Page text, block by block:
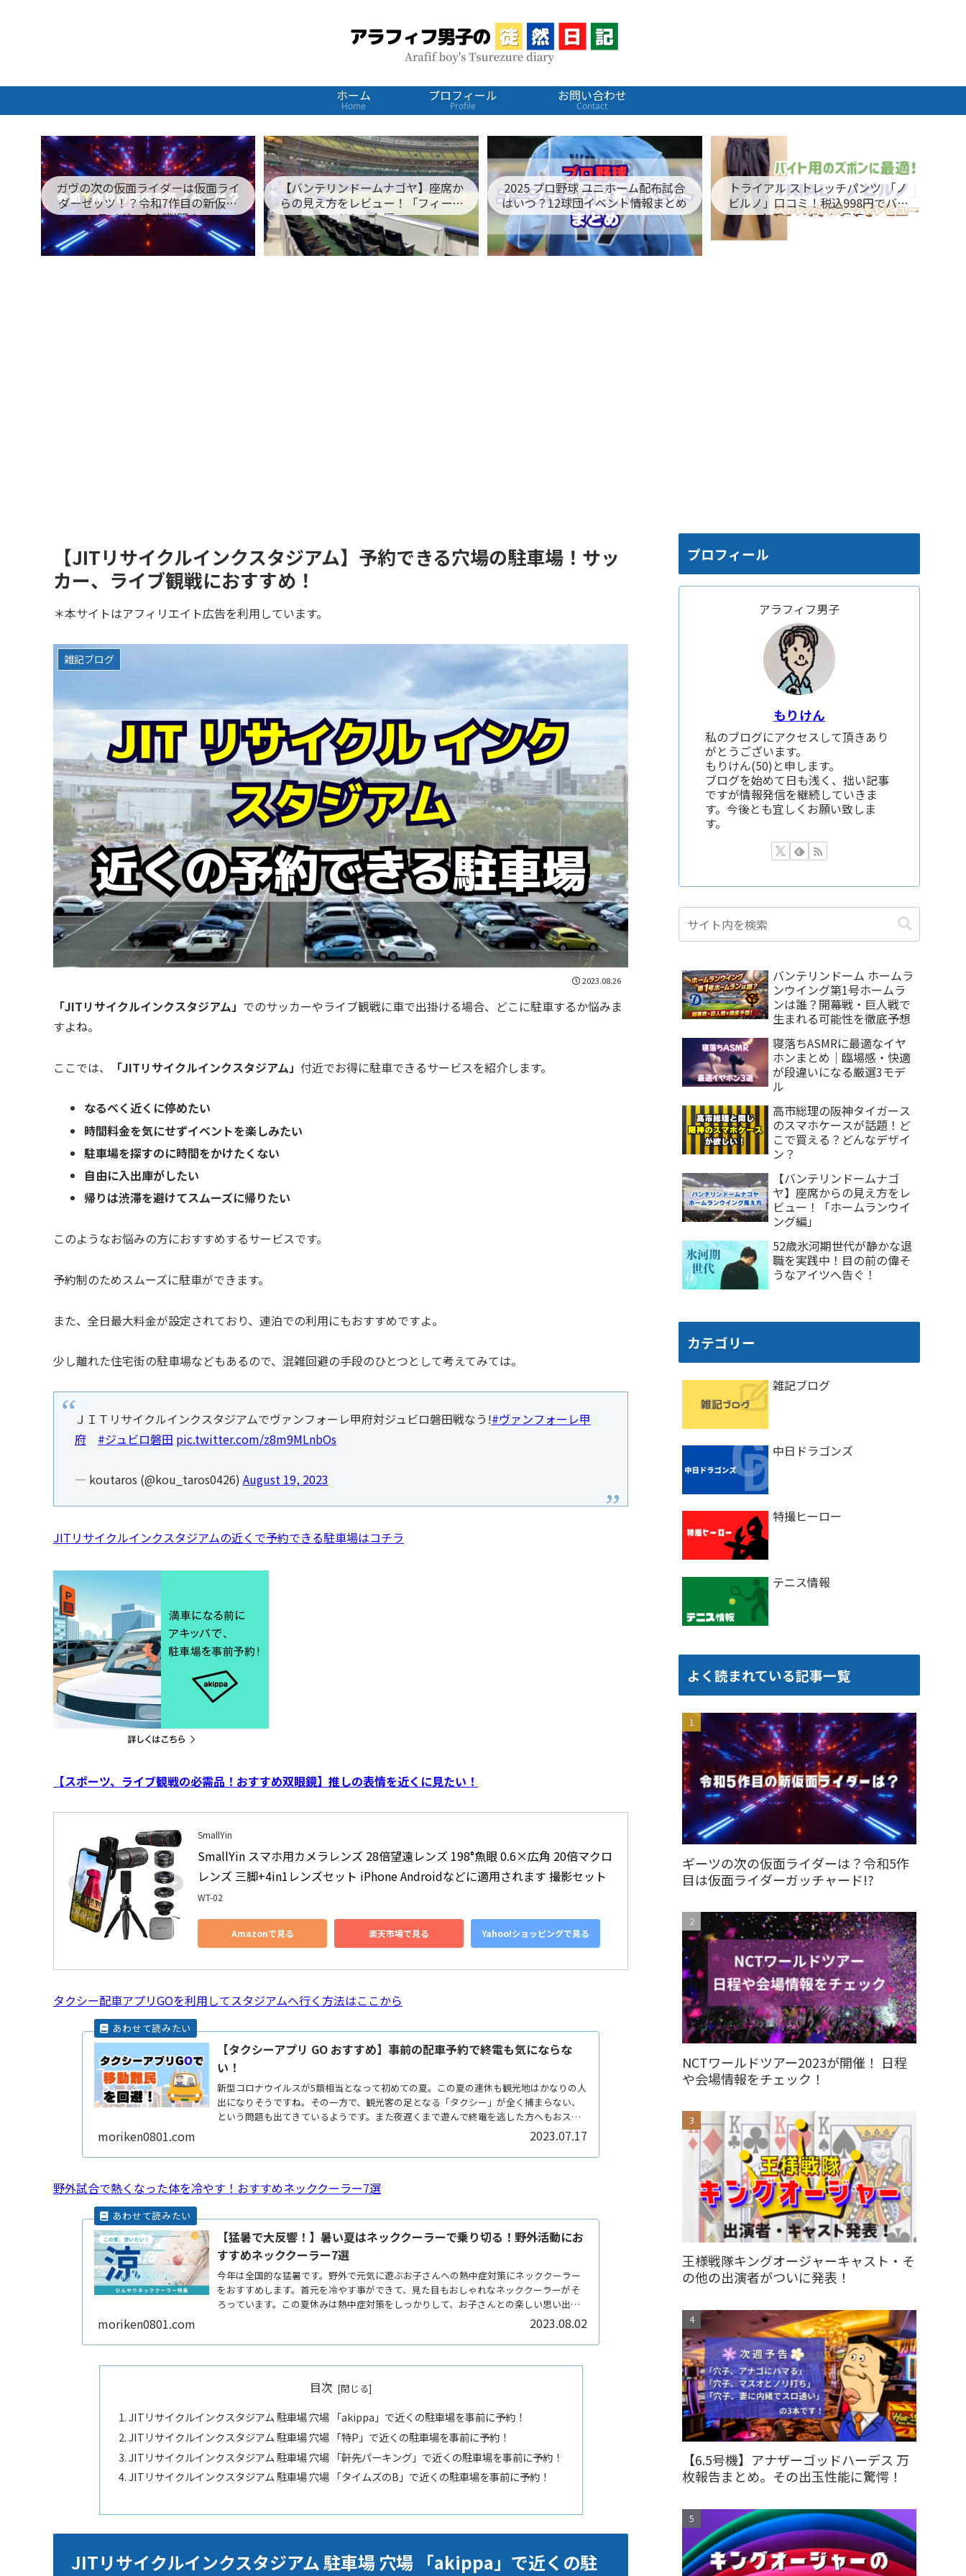
ホーム
Home
プロフィール
Profile
お問い合わせ
Contact
ガヴの次の仮面ライダーは仮面ライ
ダーゼッツ！？令和7作目の新仮面
ライダー名が判明！
【バンテリンドームナゴヤ】座席か
らの見え方をレビュー！「フィール
ドシート編」
2025 プロ野球 ユニホーム配布試合
はいつ？12球団イベント情報まとめ
トライアル ストレッチパンツ 「ノ
ビルノ」口コミ！税込998円でバイ
ト用のズボンに最適！
【JITリサイクルインクスタジアム】予約できる穴場の駐車場！サッ
カー、ライブ観戦におすすめ！
＊本サイトはアフィリエイト広告を利用しています。
雑記ブログ
2023.08.26
「JITリサイクルインクスタジアム」 でのサッカーやライブ観戦に車で出掛ける場合、どこに駐車するか悩みま
すよね。
ここでは、 「JITリサイクルインクスタジアム」 付近でお得に駐車できるサービスを紹介します。
なるべく近くに停めたい
時間料金を気にせずイベントを楽しみたい
駐車場を探すのに時間をかけたくない
自由に入出庫がしたい
帰りは渋滞を避けてスムーズに帰りたい
このようなお悩みの方におすすめするサービスです。
予約制のためスムーズに駐車ができます。
また、全日最大料金が設定されており、連泊での利用にもおすすめですよ。
少し離れた住宅街の駐車場などもあるので、混雑回避の手段のひとつとして考えてみては。
ＪＩＴリサイクルインクスタジアムでヴァンフォーレ甲府対ジュビロ磐田戦なう!#ヴァンフォーレ甲
府
#ジュビロ磐田 pic.twitter.com/z8m9MLnbOs
— koutaros (@kou_taros0426) August 19, 2023
JITリサイクルインクスタジアムの近くで予約できる駐車場はコチラ
【スポーツ、ライブ観戦の必需品！おすすめ双眼鏡】推しの表情を近くに見たい！
SmallYin
SmallYin スマホ用カメラレンズ 28倍望遠レンズ 198°魚眼 0.6×広角 20倍マクロ
レンズ 三脚+4in1レンズセット iPhone Androidなどに適用されます 撮影セット
WT-02
Amazonで見る 楽天市場で見る Yahoo!ショッピングで見る
タクシー配車アプリGOを利用してスタジアムへ行く方法はここから
【タクシーアプリ GO おすすめ】事前の配車予約で終電も気にならな
い！
新型コロナウイルスが5類相当となって初めての夏。この夏の連休も観光地はかなりの人
出になりそうですね。その一方で、観光客の足となる「タクシー」が全く捕まらない、
という問題も出てきているようです。また夜遅くまで遊んで終電を逃した方へもおスス
moriken0801.com 2023.07.17
野外試合で熱くなった体を冷やす！おすすめネッククーラー7選
【猛暑で大反響！】暑い夏はネッククーラーで乗り切る！野外活動にお
すすめネッククーラー7選
今年は全国的な猛暑です。野外で元気に遊ぶお子さんへの熱中症対策にネッククーラー
をおすすめします。首元を冷やす事ができて、見た目もおしゃれなネッククーラーがそ
ろっています。この夏休みは熱中症対策をしっかりして、お子さんとの楽しい思い出作
moriken0801.com 2023.08.02
目次
JITリサイクルインクスタジアム 駐車場 穴場 「akippa」で近くの駐車場を事前に予約！
JITリサイクルインクスタジアム 駐車場 穴場 「特P」で近くの駐車場を事前に予約！
JITリサイクルインクスタジアム 駐車場 穴場 「軒先パーキング」で近くの駐車場を事前に予約！
JITリサイクルインクスタジアム 駐車場 穴場 「タイムズのB」で近くの駐車場を事前に予約！
JITリサイクルインクスタジアム 駐車場 穴場 「akippa」で近くの駐
プロフィール
アラフィフ男子
もりけん
私のブログにアクセスして頂きあり
がとうございます。
もりけん(50)と申します。
ブログを始めて日も浅く、拙い記事
ですが情報発信を継続していきま
す。今後とも宜しくお願い致しま
す。
バンテリンドーム ホームラ
ンウイング第1号ホームラ
ンは誰？開幕戦・巨人戦で
生まれる可能性を徹底予想
寝落ちASMRに最適なイヤ
ホンまとめ｜臨場感・快適
が段違いになる厳選3モデ
ル
高市総理の阪神タイガース
のスマホケースが話題！ど
こで買える？どんなデザイ
ン？
【バンテリンドームナゴ
ヤ】座席からの見え方をレ
ビュー！「ホームランウイ
ング編」
52歳氷河期世代が静かな退
職を実践中！目の前の偉そ
うなアイツへ告ぐ！
カテゴリー
雑記ブログ
中日ドラゴンズ
特撮ヒーロー
テニス情報
よく読まれている記事一覧
ギーツの次の仮面ライダーは？令和5作
目は仮面ライダーガッチャード!?
NCTワールドツアー2023が開催！ 日程
や会場情報をチェック！
王様戦隊キングオージャーキャスト・そ
の他の出演者がついに発表！
【6.5号機】アナザーゴッドハーデス 万
枚報告まとめ。その出玉性能に驚愕！